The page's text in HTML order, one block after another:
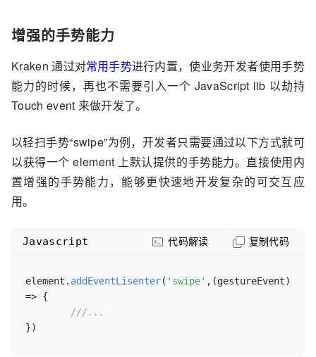
增强的手势能力
Kraken 通过对常用手势进行内置，使业务开发者使用手势
能力的时候，再也不需要引入一个 JavaScript lib 以劫持
Touch event 来做开发了。
以轻扫手势“swipe”为例，开发者只需要通过以下方式就可
以获得一个 element 上默认提供的手势能力。直接使用内
置增强的手势能力，能够更快速地开发复杂的可交互应
用。
element. addEventLisenter( 'swipe' , (gestureEvent)
=> {
///...
Javascript 代码解读 复制代码